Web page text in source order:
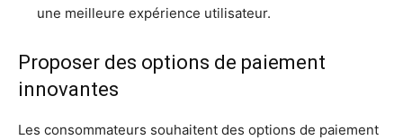
une meilleure expérience utilisateur.
Proposer des options de paiement
innovantes
Les consommateurs souhaitent des options de paiement